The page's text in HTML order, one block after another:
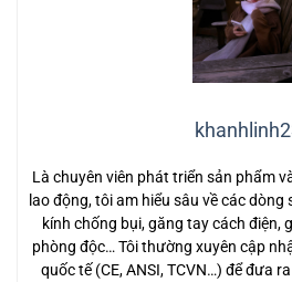
Là chuyên viên phát triển sản phẩm
lao động, tôi am hiểu sâu về các
kính chống bụi, găng tay cách điện,
phòng độc… Tôi thường xuyên cập
quốc tế (CE, ANSI, TCVN…) để đưa